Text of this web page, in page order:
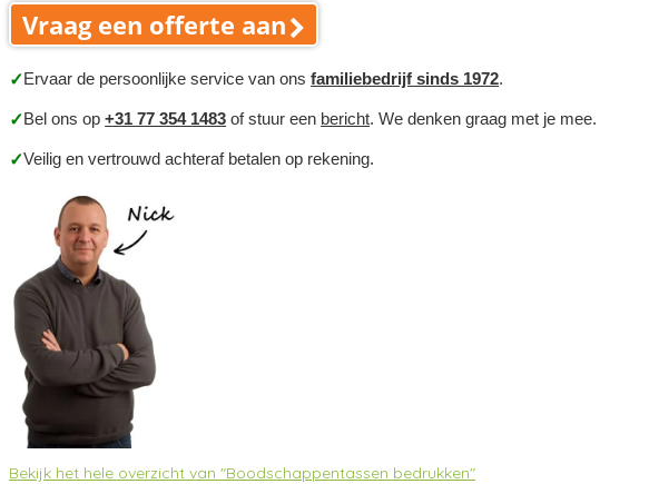
Vraag een offerte aan
✓Ervaar de persoonlijke service van onsfamiliebedrijf sinds 1972.
✓Bel ons op+31 77 354 1483 of stuur een bericht. We denken graag met je mee.
✓Veilig en vertrouwd achteraf betalen op rekening.
Bekijk het hele overzicht van "Boodschappentassen bedrukken"